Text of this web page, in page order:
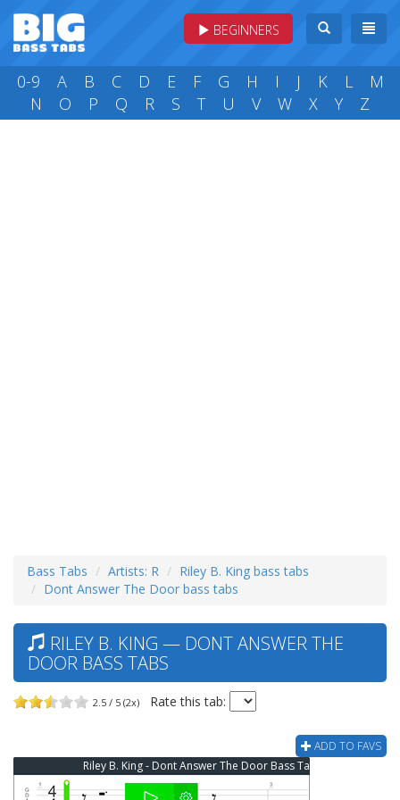
BEGINNERS
0-9 A B C D E F G H I J K L
M
N
O P Q R S T U V W X Y Z
Bass Tabs Artists: R
Riley B. King bass tabs
Dont Answer The Door bass tabs
RILEY B. KING — DONT ANSWER THE
DOOR BASS TABS
2.5 / 5 (2x) Rate this tab:
ADD TO FAVS
Riley B. King - Dont Answer The Door Bass Tab